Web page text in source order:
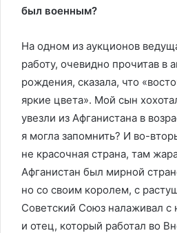
был военным?
На одном из аукционов
работу, очевидно прочитав в
рождения, сказала, что
яркие цвета». Мой сын
увезли из Афганистана в
я могла запомнить? И во-
не красочная страна, там
Афганистан был мирной
но со своим королем, с
Советский Союз налаживал с
и отец, который работал во